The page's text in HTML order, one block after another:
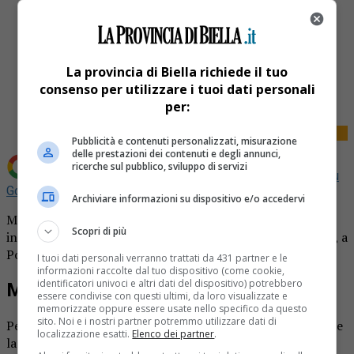
Share
Tweet
Aggiungi La Provincia di Biella come
Fonte preferita su
Google
Motociclista in ospedale e in gravi condizioni. Brutto
incidente quello avvenuto ieri pomeriggio, intorno alle 17, a
Ponzone.
Motociclista in ospedale, lo scontro
Per cause ancora al vaglio dei carabinieri, si sono scontrate
la Mini Cooper guidata da una donna di 74 anni e una
La provincia di Biella richiede il tuo
consenso per utilizzare i tuoi dati personali
per:
Pubblicità e contenuti personalizzati, misurazione
delle prestazioni dei contenuti e degli annunci,
ricerche sul pubblico, sviluppo di servizi
Archiviare informazioni su dispositivo e/o accedervi
Scopri di più
I tuoi dati personali verranno trattati da 431 partner e le
informazioni raccolte dal tuo dispositivo (come cookie,
identificatori univoci e altri dati del dispositivo) potrebbero
essere condivise con questi ultimi, da loro visualizzate e
memorizzate oppure essere usate nello specifico da questo
sito. Noi e i nostri partner potremmo utilizzare dati di
localizzazione esatti. Elenco dei partner.